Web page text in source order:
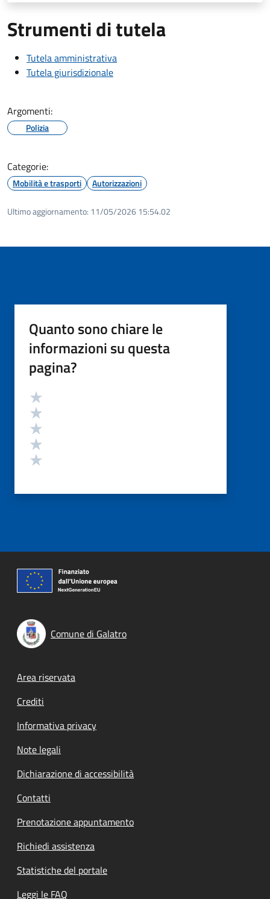
Strumenti di tutela
Tutela amministrativa
Tutela giurisdizionale
Argomenti:
Polizia
Categorie:
Mobilità e trasporti Autorizzazioni
Ultimo aggiornamento: 11/05/2026 15:54.02
Quanto sono chiare le
informazioni su questa
pagina?
Valutazione
Comune di Galatro
Footer menu
Area riservata
Crediti
Informativa privacy
Note legali
Dichiarazione di accessibilità
Contatti
Prenotazione appuntamento
Richiedi assistenza
Statistiche del portale
Leggi le FAQ